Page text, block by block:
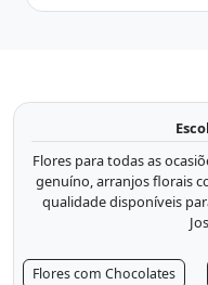
Flores para todas as
genuíno, arranjos florais
qualidade disponíveis
Flores com Chocolates